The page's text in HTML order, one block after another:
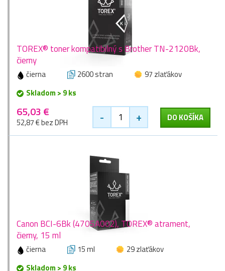
TOREX® toner kompatibilný s Brother TN-2120Bk,
čierny
čierna 2600 stran
97 zlaťákov
Skladom > 9 ks
65,03 €
52,87 € bez DPH - + DO KOŠÍKA
Canon BCI-6Bk (4705A002), TOREX® atrament,
čierny, 15 ml
čierna 15 ml
29 zlaťákov
Skladom > 9 ks